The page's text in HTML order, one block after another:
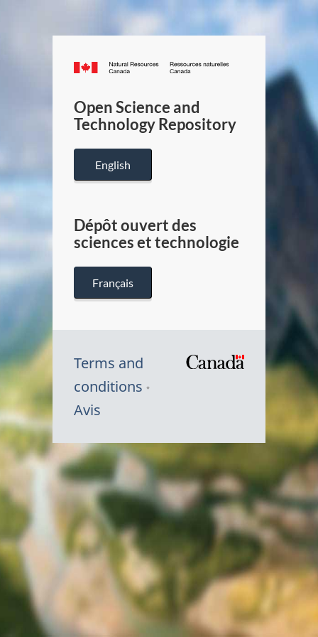
Canada.ca
/
Canada
Open Science and
Technology Repository
English
Dépôt ouvert des
sciences et technologie
Français
Terms and
conditions
Avis
Canada